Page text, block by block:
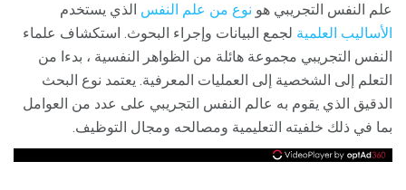
علم النفس التجريبي هو نوع من علم النفس الذي يستخدم
الأساليب العلمية لجمع البيانات وإجراء البحوث. استكشاف علماء
النفس التجريبي مجموعة هائلة من الظواهر النفسية ، بدءا من
التعلم إلى الشخصية إلى العمليات المعرفية. يعتمد نوع البحث
الدقيق الذي يقوم به عالم النفس التجريبي على عدد من العوامل
بما في ذلك خلفيته التعليمية ومصالحه ومجال التوظيف.